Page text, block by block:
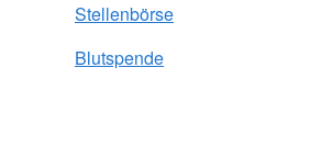
Stellenbörse
Blutspende